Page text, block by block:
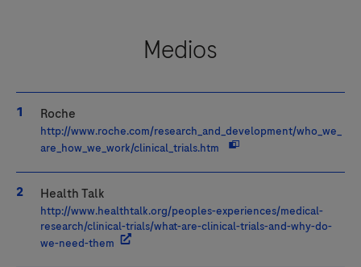
Medios
Roche
http://www.roche.com/research_and_development/who_we_
are_how_we_work/clinical_trials.htm
Health Talk
http://www.healthtalk.org/peoples-experiences/medical-
research/clinical-trials/what-are-clinical-trials-and-why-do-
we-need-them